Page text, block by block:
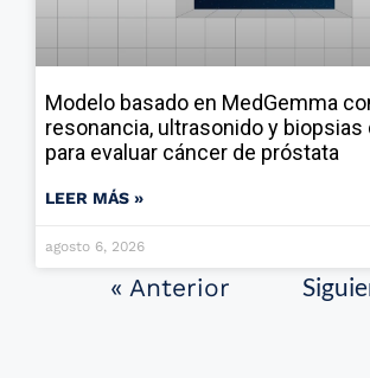
Modelo basado en MedGemma
resonancia, ultrasonido y biopsias
para evaluar cáncer de próstata
LEER MÁS »
agosto 6, 2026
« Anterior